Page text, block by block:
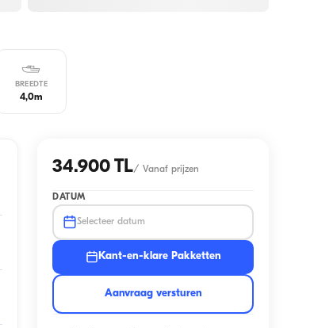
BREEDTE
4,0m
34.900 TL/ Vanaf prijzen
DATUM
Selecteer datum
Kant-en-klare Pakketten
Aanvraag versturen